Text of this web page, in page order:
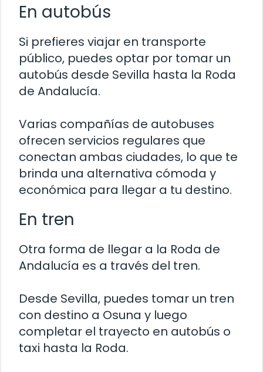
En autobús
Si prefieres viajar en transporte
público, puedes optar por tomar un
autobús desde Sevilla hasta la Roda
de Andalucía.
Varias compañías de autobuses
ofrecen servicios regulares que
conectan ambas ciudades, lo que te
brinda una alternativa cómoda y
económica para llegar a tu destino.
En tren
Otra forma de llegar a la Roda de
Andalucía es a través del tren.
Desde Sevilla, puedes tomar un tren
con destino a Osuna y luego
completar el trayecto en autobús o
taxi hasta la Roda.